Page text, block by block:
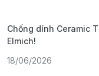
Chống dính Ceramic
Elmich!
18/06/2026